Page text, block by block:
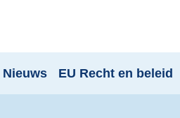
Nieuws EU Recht en beleid